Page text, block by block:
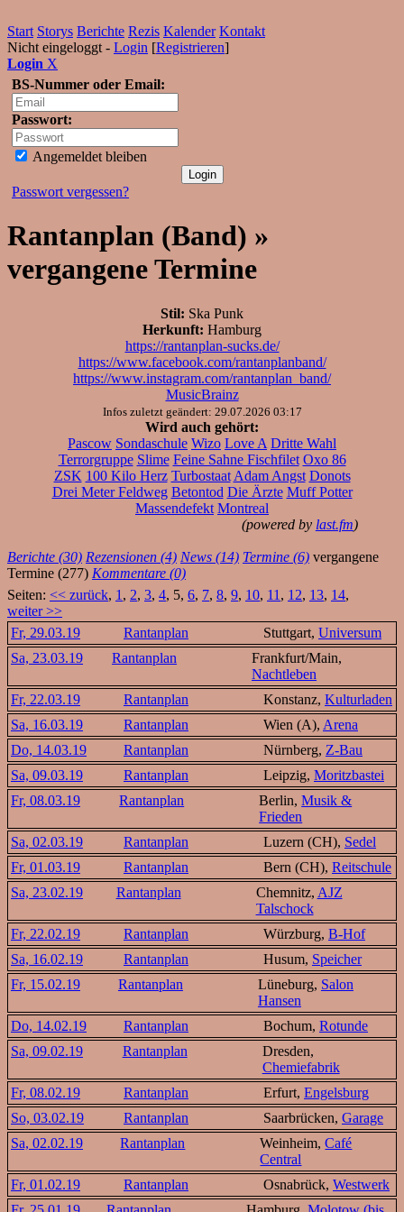
Start Storys Berichte Rezis Kalender Kontakt
Nicht eingeloggt - Login [Registrieren]
Login X
BS-Nummer oder Email:
Passwort:
Angemeldet bleiben
Passwort vergessen?
Rantanplan (Band) »
vergangene Termine
Stil: Ska Punk
Herkunft: Hamburg
https://rantanplan-sucks.de/
https://www.facebook.com/rantanplanband/
https://www.instagram.com/rantanplan_band/
MusicBrainz
Infos zuletzt geändert: 29.07.2026 03:17
Wird auch gehört:
Pascow Sondaschule Wizo Love A Dritte Wahl
Terrorgruppe Slime Feine Sahne Fischfilet Oxo 86
ZSK 100 Kilo Herz Turbostaat Adam Angst Donots
Drei Meter Feldweg Betontod Die Ärzte Muff Potter
Massendefekt Montreal
(powered by last.fm)
Berichte (30) Rezensionen (4) News (14) Termine (6) vergangene
Termine (277) Kommentare (0)
Seiten: << zurück, 1 , 2, 3, 4, 5, 6, 7, 8, 9, 10, 11 , 12, 13, 14,
weiter >>
Fr, 29.03.19
Rantanplan Stuttgart, Universum
Sa, 23.03.19
Rantanplan
Frankfurt/Main,
Nachtleben
Fr, 22.03.19
Rantanplan Konstanz, Kulturladen
Sa, 16.03.19
Rantanplan Wien (A), Arena
Do, 14.03.19
Rantanplan Nürnberg, Z-Bau
Sa, 09.03.19
Rantanplan Leipzig, Moritzbastei
Fr, 08.03.19
Rantanplan Berlin,Musik &
Frieden
Sa, 02.03.19
Rantanplan Luzern (CH), Sedel
Fr, 01.03.19
Rantanplan Bern (CH), Reitschule
Sa, 23.02.19
Rantanplan Chemnitz, AJZ
Talschock
Fr, 22.02.19
Rantanplan Würzburg, B-Hof
Sa, 16.02.19
Rantanplan Husum, Speicher
Fr, 15.02.19
Rantanplan Lüneburg, Salon
Hansen
Do, 14.02.19
Rantanplan Bochum, Rotunde
Sa, 09.02.19
Rantanplan
Dresden,
Chemiefabrik
Fr, 08.02.19
Rantanplan Erfurt, Engelsburg
So, 03.02.19
Rantanplan Saarbrücken, Garage
Sa, 02.02.19
Rantanplan Weinheim,Café
Central
Fr, 01.02.19
Rantanplan Osnabrück, Westwerk